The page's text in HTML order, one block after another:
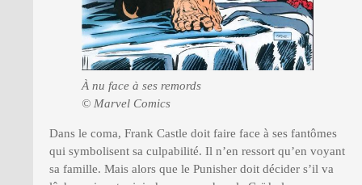
À nu face à ses remords
© Marvel Comics
Dans le coma, Frank Castle doit faire face à ses fantômes
qui symbolisent sa culpabilité. Il n’en ressort qu’en voyant
sa famille. Mais alors que le Punisher doit décider s’il va